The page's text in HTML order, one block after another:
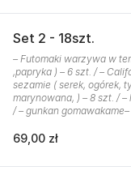
Set 2 - 18szt.
– Futomaki warzywa w
,papryka ) – 6 szt. / –
sezamie ( serek, ogórek,
marynowana, ) – 8 szt. / –
/ – gunkan gomawakame–
69,00 zł